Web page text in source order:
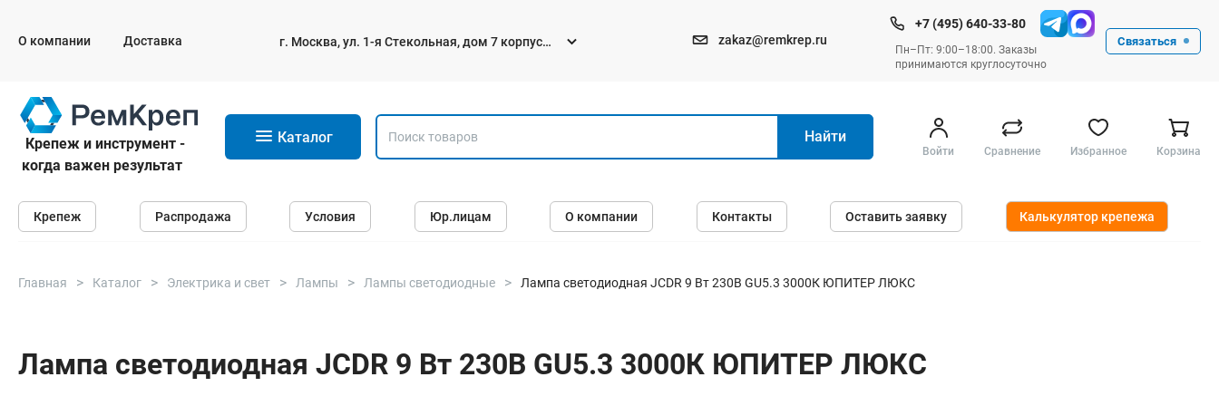
О компании Доставка
г. Москва, ул. 1-я Стекольная, дом 7 корпус
zakaz@remkrep.ru
+7 (495) 640-33-80
Пн–Пт: 9:00–18:00. Заказы
принимаются круглосуточно
Связаться
Крепеж и инструмент -
когда важен результат
Каталог
Крепеж
Анкеры
Саморезы и шурупы
Электро и бензоинструменты
Перфораторы
Ручные инструменты
Малярные
Столярные
Найти
Войти Сравнение Избранное Корзина
Крепеж Распродажа Условия Юр.лицам О компании Контакты Оставить заявку Калькулятор крепежа
Главная Каталог Электрика и свет Лампы Лампы светодиодные Лампа светодиодная JCDR 9 Вт 230В GU5.3 3000К ЮПИТЕР ЛЮКС
Лампа светодиодная JCDR 9 Вт 230В GU5.3 3000К ЮПИТЕР ЛЮКС